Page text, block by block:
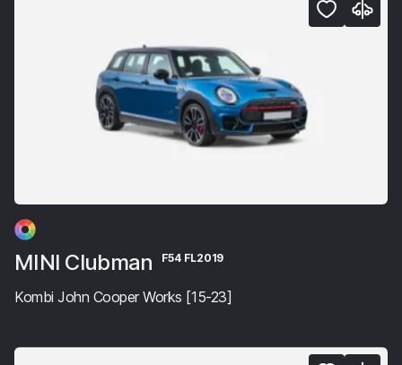
MINI Clubman F54 FL2019
Kombi John Cooper Works [15-23]